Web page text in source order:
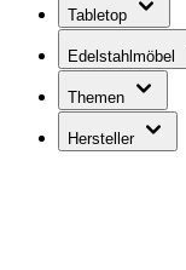
Tabletop
Edelstahlmöbel
Themen
Hersteller